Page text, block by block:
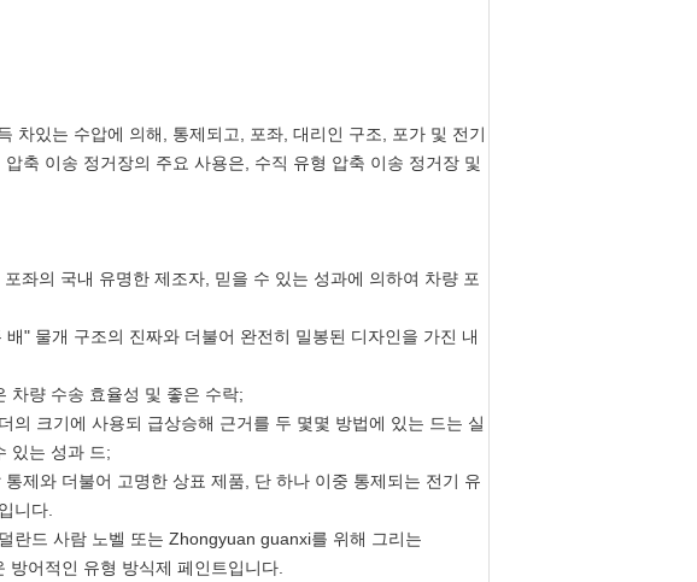
차있는 수압에 의해, 통제되고, 포좌, 대리인 구조, 포가 및 전기
축 이송 정거장의 주요 사용은, 수직 유형 압축 이송 정거장 및
좌의 국내 유명한 제조자, 믿을 수 있는 성과에 의하여 차량 포
" 물개 구조의 진짜와 더불어 완전히 밀봉된 디자인을 가진 내
차량 수송 효율성 및 좋은 수락;
의 크기에 사용되 급상승해 근거를 두 몇몇 방법에 있는 드는 실
있는 성과 드;
제와 더불어 고명한 상표 제품, 단 하나 이중 통제되는 전기 유
니다.
란드 사람 노벨 또는 Zhongyuan guanxi를 위해 그리는
어적인 유형 방식제 페인트입니다.